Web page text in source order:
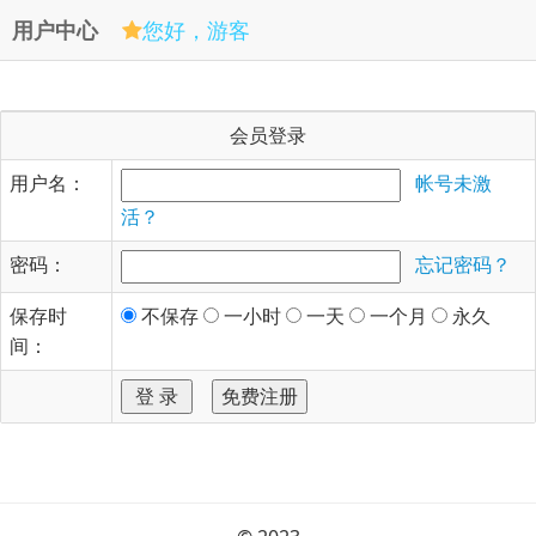
用户中心 您好，游客
会员登录
用户名：
帐号未激
活？
密码：
忘记密码？
保存时
间：
不保存 一小时 一天 一个月 永久